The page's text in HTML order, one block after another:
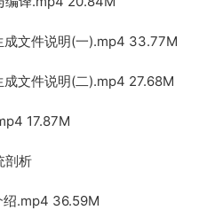
文件说明(一).mp4 33.77M
文件说明(二).mp4 27.68M
17.87M
剖析
.mp4 36.59M